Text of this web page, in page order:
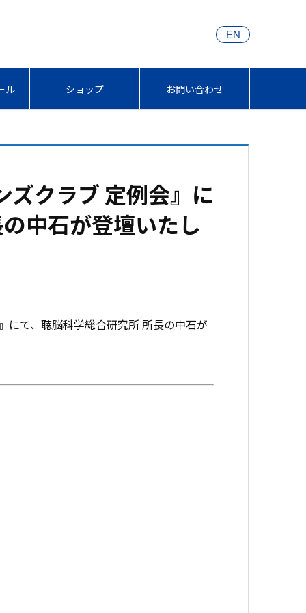
EN
ル ショップ お問い合わせ
クラブ 定例会』に
中石が登壇いたし
て、聴脳科学総合研究所 所長の中石が